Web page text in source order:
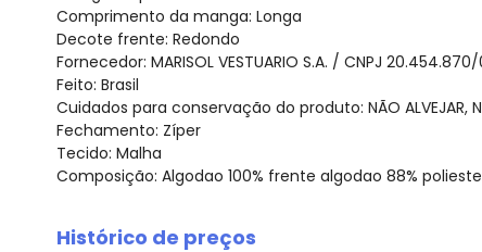
Comprimento da manga: Longa
Decote frente: Redondo
Fornecedor: MARISOL VESTUARIO S.A. / CNPJ
Feito: Brasil
Cuidados para conservação do produto: NÃO ALVEJAR,
Fechamento: Zíper
Tecido: Malha
Composição: Algodao 100% frente algodao 88%
Histórico de preços